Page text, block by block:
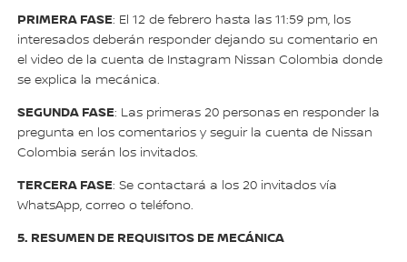
PRIMERA FASE: El 12 de febrero hasta las 11:59 pm, los
interesados deberán responder dejando su comentario en
el video de la cuenta de Instagram Nissan Colombia donde
se explica la mecánica.
SEGUNDA FASE: Las primeras 20 personas en responder la
pregunta en los comentarios y seguir la cuenta de Nissan
Colombia serán los invitados.
TERCERA FASE: Se contactará a los 20 invitados vía
WhatsApp, correo o teléfono.
5. RESUMEN DE REQUISITOS DE MECÁNICA